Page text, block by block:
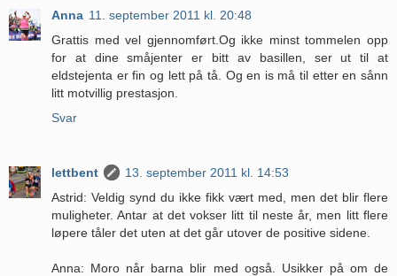
Anna 11. september 2011 kl. 20:48
Grattis med vel gjennomført.Og ikke minst tommelen opp
for at dine småjenter er bitt av basillen, ser ut til at
eldstejenta er fin og lett på tå. Og en is må til etter en sånn
litt motvillig prestasjon.
Svar
lettbent
13. september 2011 kl. 14:53
Astrid: Veldig synd du ikke fikk vært med, men det blir flere
muligheter. Antar at det vokser litt til neste år, men litt flere
løpere tåler det uten at det går utover de positive sidene.
Anna: Moro når barna blir med også. Usikker på om de